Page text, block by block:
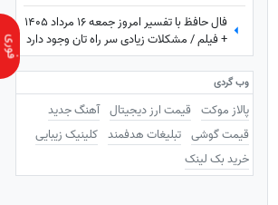
فال حافظ با تفسیر امروز جمعه 16 مرداد 1405
+ فیلم / مشکلات زیادی سر راه تان وجود دارد
اما ...
وب گردی
پالاز موکت قیمت ارز دیجیتال آهنگ جدید
قیمت گوشی تبلیغات هدفمند کلینیک زیبایی
خرید بک لینک